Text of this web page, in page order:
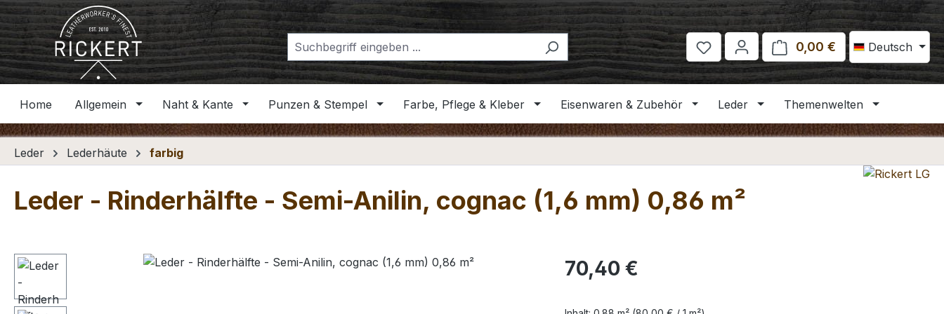
Hauptinhalt springen
Zur Suche springen
Zur Hauptnavigation springen
Deutsch
0,00 € Warenkorb
Home Allgemein Naht & Kante Punzen & Stempel Farbe, Pflege & Kleber Eisenwaren & Zubehör Leder Themenwelten
Leder Lederhäute farbig
Leder - Rinderhälfte - Semi-Anilin, cognac (1,6 mm) 0,86 m²
Bildergalerie überspringen Regulärer Preis:
70,40 €